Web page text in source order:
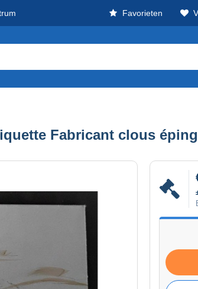
Favorieten
Fabricant clous